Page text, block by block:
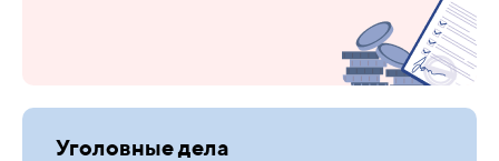
Уголовные дела